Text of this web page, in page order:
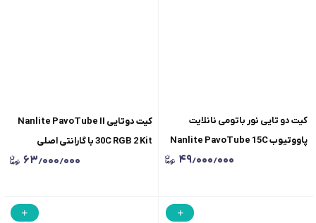
کیت دو تایی نور باتومی نانلایت
پاووتیوب Nanlite PavoTube 15C
۴۹٫۰۰۰٫۰۰۰
کیت دوتایی Nanlite PavoTube II
30C RGB 2 Kit با گارانتی اصلی
۶۳٫۰۰۰٫۰۰۰